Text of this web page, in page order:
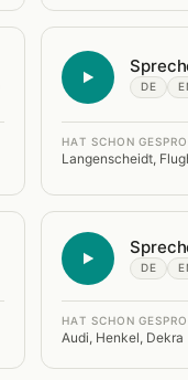
DE
HAT SCHON
Langenscheidt,
DE
HAT SCHON
Audi, Henkel, Dekra